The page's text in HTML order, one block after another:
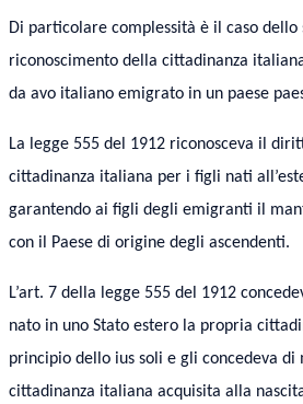
Di particolare complessità è il caso dello
riconoscimento della cittadinanza
da avo italiano emigrato in un paese
La legge 555 del 1912 riconosceva il
cittadinanza italiana per i figli nati
garantendo ai figli degli emigranti il
con il Paese di origine degli ascendenti.
L’art. 7 della legge 555 del 1912
nato in uno Stato estero la propria
principio dello ius soli e gli concedeva di
cittadinanza italiana acquisita alla